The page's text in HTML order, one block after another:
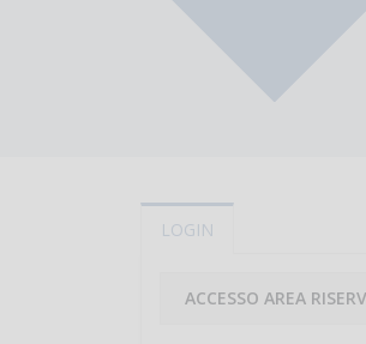
LOGIN
ACCESSO AREA